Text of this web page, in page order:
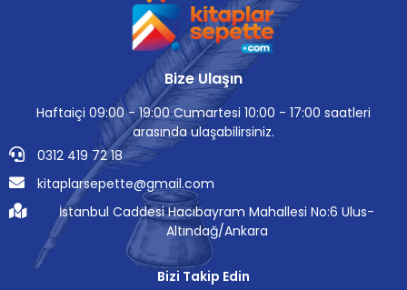
Bize Ulaşın
Haftaiçi 09:00 - 19:00 Cumartesi 10:00 - 17:00 saatleri
arasında ulaşabilirsiniz.
0312 419 72 18
kitaplarsepette@gmail.com
İstanbul Caddesi Hacıbayram Mahallesi No:6 Ulus-
Altındağ/Ankara
Bizi Takip Edin